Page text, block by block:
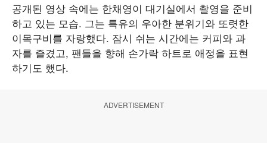
공개된 영상 속에는 한채영이 대기실에서 촬영을 준비
하고 있는 모습. 그는 특유의 우아한 분위기와 또렷한
이목구비를 자랑했다. 잠시 쉬는 시간에는 커피와 과
자를 즐겼고, 팬들을 향해 손가락 하트로 애정을 표현
하기도 했다.
ADVERTISEMENT